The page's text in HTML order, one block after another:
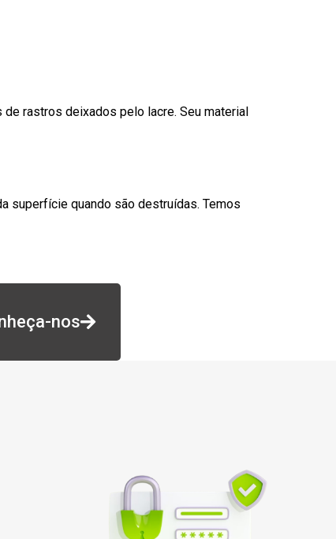
rastros deixados pelo lacre. Seu material
superfície quando são destruídas. Temos
nos